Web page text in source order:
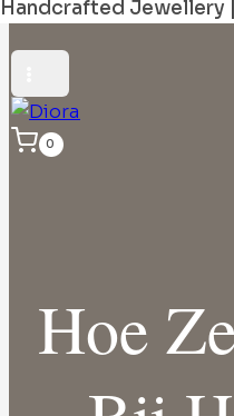
Handcrafted Jewellery
0
Hoe